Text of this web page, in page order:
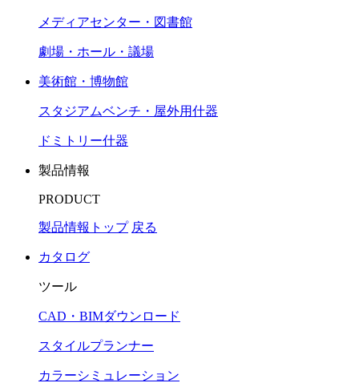
メディアセンター・図書館
劇場・ホール・議場
美術館・博物館
スタジアムベンチ・屋外用什器
ドミトリー什器
製品情報
PRODUCT
製品情報トップ 戻る
カタログ
ツール
CAD・BIMダウンロード
スタイルプランナー
カラーシミュレーション